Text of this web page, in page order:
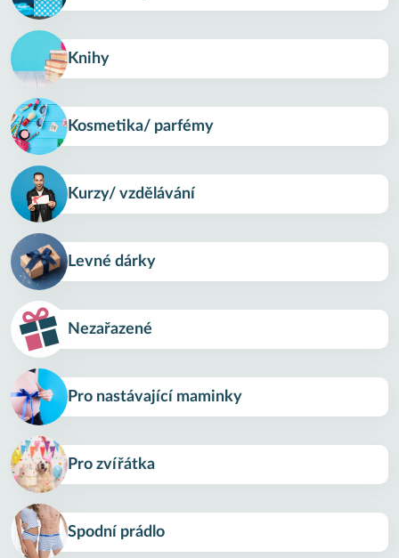
Knihy
Kosmetika/ parfémy
Kurzy/ vzdělávání
Levné dárky
Nezařazené
Pro nastávající maminky
Pro zvířátka
Spodní prádlo